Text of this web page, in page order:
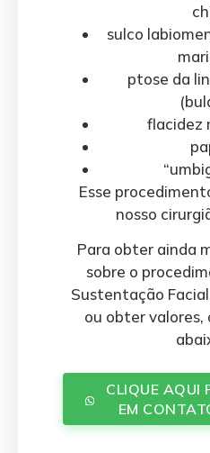
sulco
ptose da
flacidez
Esse
nosso
Para obter ainda
sobre o
Sustentação
ou obter valores,
CLIQUE AQUI
EM